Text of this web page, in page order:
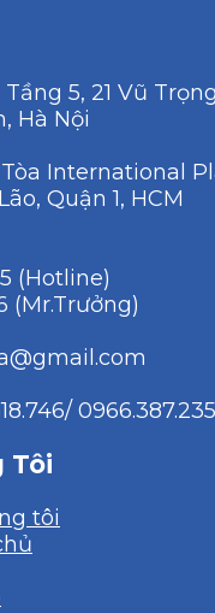
Tầng 5, 21 Vũ
Hà Nội
International
Quận 1, HCM
(Hotline)
(Mr.Trưởng)
0966.387.235
Tôi
tôi